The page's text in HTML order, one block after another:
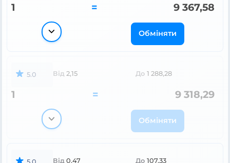
1 = 9 367,58
Обміняти
5.0 Від 2,15 До 1 288,28
1 = 9 318,29
Обміняти
Від 0,47 До 107,33